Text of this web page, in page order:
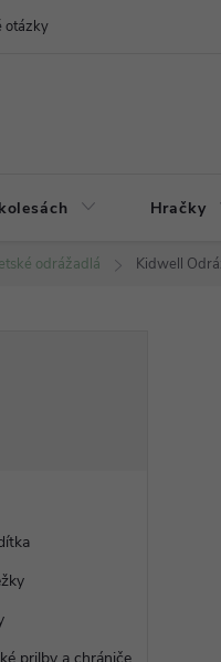
otázky
Hračky
odrážadlá Kidwell